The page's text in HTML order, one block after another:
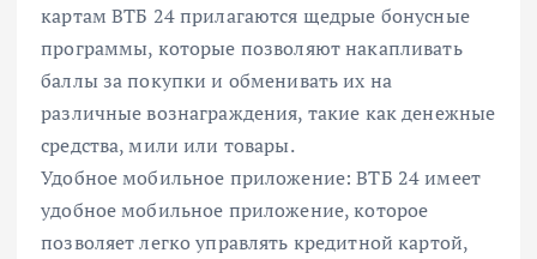
картам ВТБ 24 прилагаются щедрые бонусные
программы, которые позволяют накапливать
баллы за покупки и обменивать их на
различные вознаграждения, такие как денежные
средства, мили или товары.
Удобное мобильное приложение: ВТБ 24 имеет
удобное мобильное приложение, которое
позволяет легко управлять кредитной картой,